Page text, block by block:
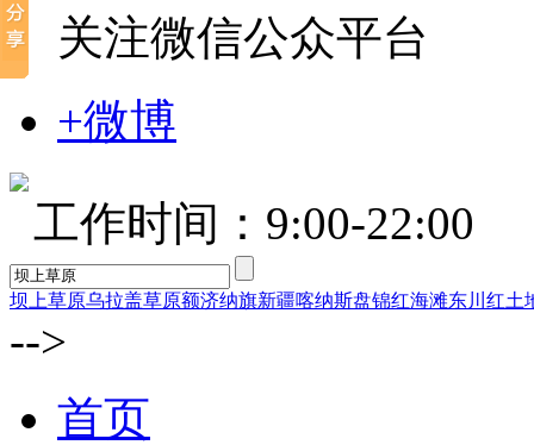
关注微信公众平台
+微博
工作时间：9:00-22:00
坝上草原乌拉盖草原额济纳旗新疆喀纳斯盘锦红海滩东川红土
-->
首页